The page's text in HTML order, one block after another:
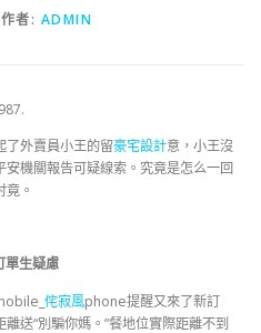
作者: ADMIN
了外賣員小王的留豪宅設計意，小王沒
機關報告可疑線索。究竟是怎么一回
。
單生疑慮
侘寂風phone提醒又來了新訂
送“別騙你媽。”餐地位實際距離不到